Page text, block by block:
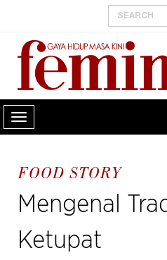
FOOD STORY
Mengenal
Ketupat